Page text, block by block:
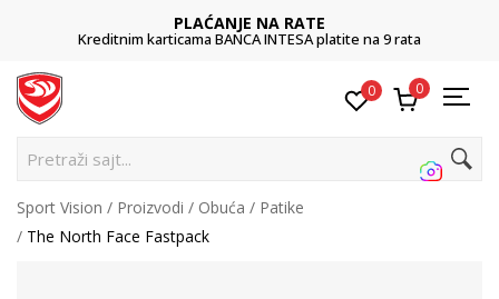
PLAĆANJE NA RATE
Kreditnim karticama BANCA INTESA platite na 9 rata
0 0
Pretraži sajt...
Sport Vision Proizvodi Obuća
Patike
The North Face Fastpack